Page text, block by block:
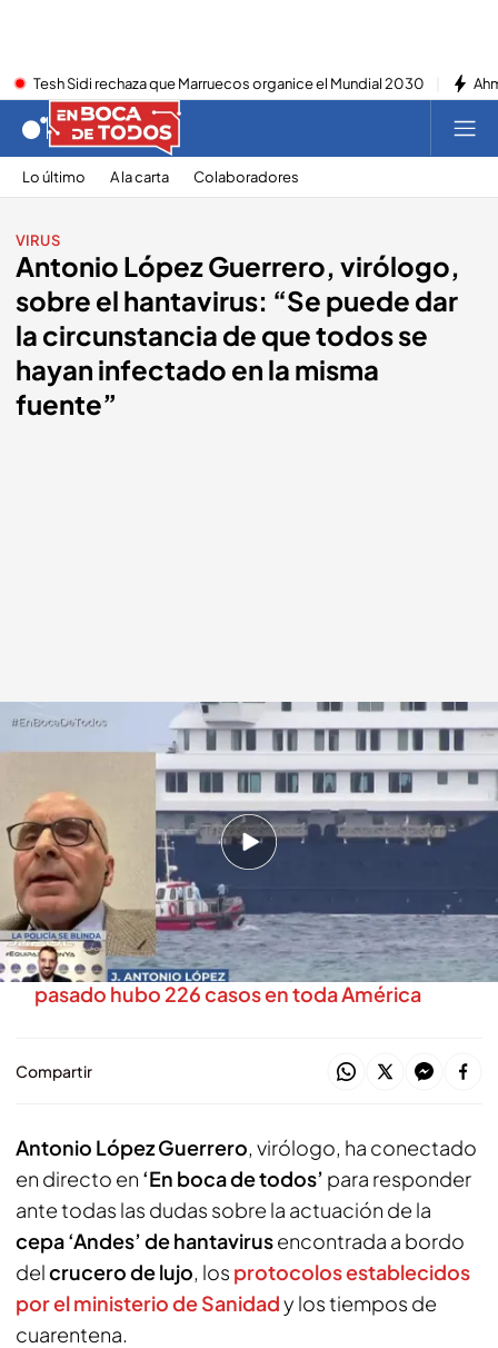
Tesh Sidi rechaza que Marruecos organice el Mundial 2030
Lo último A la carta Colaboradores
VIRUS
Antonio López Guerrero, virólogo,
sobre el hantavirus: “Se puede dar
la circunstancia de que todos se
hayan infectado en la misma
fuente”
El experto confirma que la enfermera holandesa ha dado negativo en
En boca de todos
08 MAY 2026 - 12:11h.
El experto confirma que la enfermera
holandesa ha dado negativo en hantavirus
El hantavirus es un virus conocido: el año
pasado hubo 226 casos en toda América
Compartir
Antonio López Guerrero, virólogo, ha conectado
en directo en ‘En boca de todos’ para responder
ante todas las dudas sobre la actuación de la
cepa ‘Andes’ de hantavirusencontrada a bordo
delcrucero de lujo, los protocolos establecidos
por el ministerio de Sanidady los tiempos de
cuarentena.